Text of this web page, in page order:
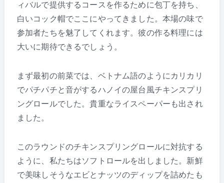
ィバルで提供するコースを作るために包丁を持ち、
白いコック帽でここにやってきました。本場の味で
参加者たちを魅了してくれます。彼の作る料理には
大いに期待できるでしょう。
まず最初の前菜では、ベトナム語のようにカリカリ
でパチパチと音がするハノイの屋台風チキンスプリ
ングロールでした。貴重なライスペーパーも出され
ました。
このラウンドのチキンスプリングロールに対抗する
ように、私たちはソフトロールを出しました。新鮮
で美味しそうなエビとナッツのディップを詰めたも